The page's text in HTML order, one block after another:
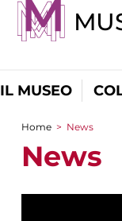
IL MUSEO
Tu sei qui
Home > News
News